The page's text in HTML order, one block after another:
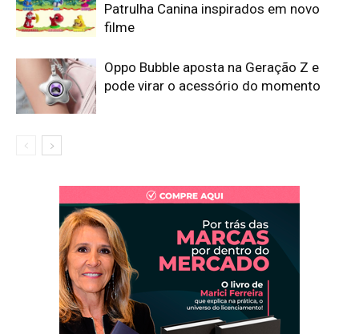
Patrulha Canina inspirados em novo
filme
Oppo Bubble aposta na Geração Z e
pode virar o acessório do momento